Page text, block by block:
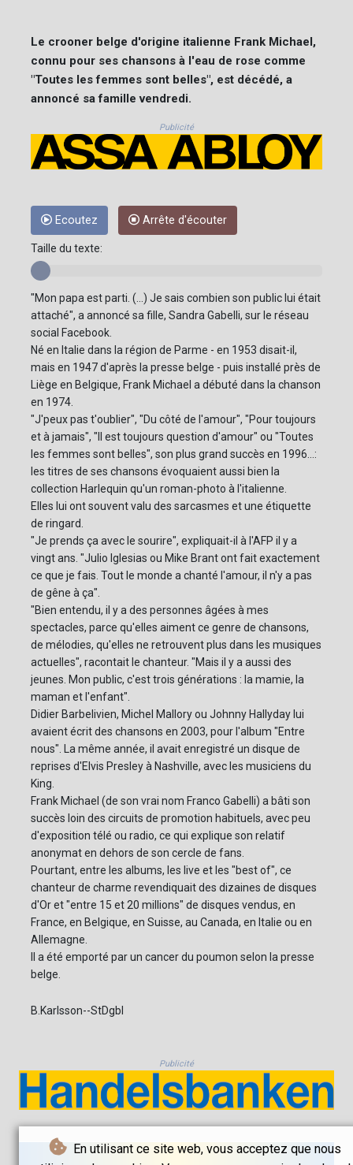
En utilisant ce site web, vous acceptez que nous
Le crooner belge d'origine italienne Frank Michael,
connu pour ses chansons à l'eau de rose comme
"Toutes les femmes sont belles", est décédé, a
annoncé sa famille vendredi.
Publicité
Ecoutez Arrête d'écouter
Taille du texte:
"Mon papa est parti. (...) Je sais combien son public lui était
attaché", a annoncé sa fille, Sandra Gabelli, sur le réseau
social Facebook.
Né en Italie dans la région de Parme - en 1953 disait-il,
mais en 1947 d'après la presse belge - puis installé près de
Liège en Belgique, Frank Michael a débuté dans la chanson
en 1974.
"J'peux pas t'oublier", "Du côté de l'amour", "Pour toujours
et à jamais", "Il est toujours question d'amour" ou "Toutes
les femmes sont belles", son plus grand succès en 1996...:
les titres de ses chansons évoquaient aussi bien la
collection Harlequin qu'un roman-photo à l'italienne.
Elles lui ont souvent valu des sarcasmes et une étiquette
de ringard.
"Je prends ça avec le sourire", expliquait-il à l'AFP il y a
vingt ans. "Julio Iglesias ou Mike Brant ont fait exactement
ce que je fais. Tout le monde a chanté l'amour, il n'y a pas
de gêne à ça".
"Bien entendu, il y a des personnes âgées à mes
spectacles, parce qu'elles aiment ce genre de chansons,
de mélodies, qu'elles ne retrouvent plus dans les musiques
actuelles", racontait le chanteur. "Mais il y a aussi des
jeunes. Mon public, c'est trois générations : la mamie, la
maman et l'enfant".
Didier Barbelivien, Michel Mallory ou Johnny Hallyday lui
avaient écrit des chansons en 2003, pour l'album "Entre
nous". La même année, il avait enregistré un disque de
reprises d'Elvis Presley à Nashville, avec les musiciens du
King.
Frank Michael (de son vrai nom Franco Gabelli) a bâti son
succès loin des circuits de promotion habituels, avec peu
d'exposition télé ou radio, ce qui explique son relatif
anonymat en dehors de son cercle de fans.
Pourtant, entre les albums, les live et les "best of", ce
chanteur de charme revendiquait des dizaines de disques
d'Or et "entre 15 et 20 millions" de disques vendus, en
France, en Belgique, en Suisse, au Canada, en Italie ou en
Allemagne.
Il a été emporté par un cancer du poumon selon la presse
belge.
B.Karlsson--StDgbl
Publicité